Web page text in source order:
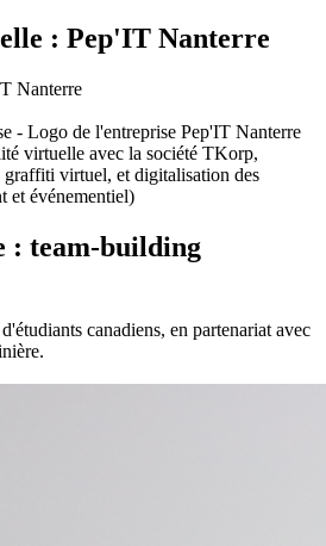
: Pep'IT Nanterre
Nanterre
: team-building
canadiens, en partenariat avec